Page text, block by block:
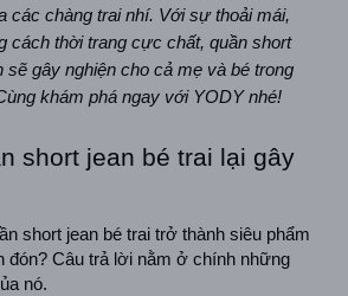
các chàng trai nhí. Với sự thoải mái,
cách thời trang cực chất, quần short
sẽ gây nghiện cho cả mẹ và bé trong
khám phá ngay với YODY nhé!
short jean bé trai lại gây
short jean bé trai trở thành siêu phẩm
đón? Câu trả lời nằm ở chính những
nó.